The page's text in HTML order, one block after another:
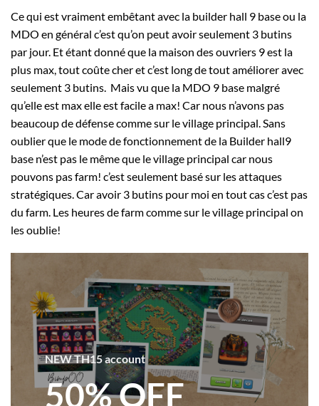
Ce qui est vraiment embêtant avec la builder hall 9 base ou la
MDO en général c’est qu’on peut avoir seulement 3 butins
par jour. Et étant donné que la maison des ouvriers 9 est la
plus max, tout coûte cher et c’est long de tout améliorer avec
seulement 3 butins. Mais vu que la MDO 9 base malgré
qu’elle est max elle est facile a max! Car nous n’avons pas
beaucoup de défense comme sur le village principal. Sans
oublier que le mode de fonctionnement de la Builder hall9
base n’est pas le même que le village principal car nous
pouvons pas farm! c’est seulement basé sur les attaques
stratégiques. Car avoir 3 butins pour moi en tout cas c’est pas
du farm. Les heures de farm comme sur le village principal on
les oublie!
NEW TH15 account
50% OFF